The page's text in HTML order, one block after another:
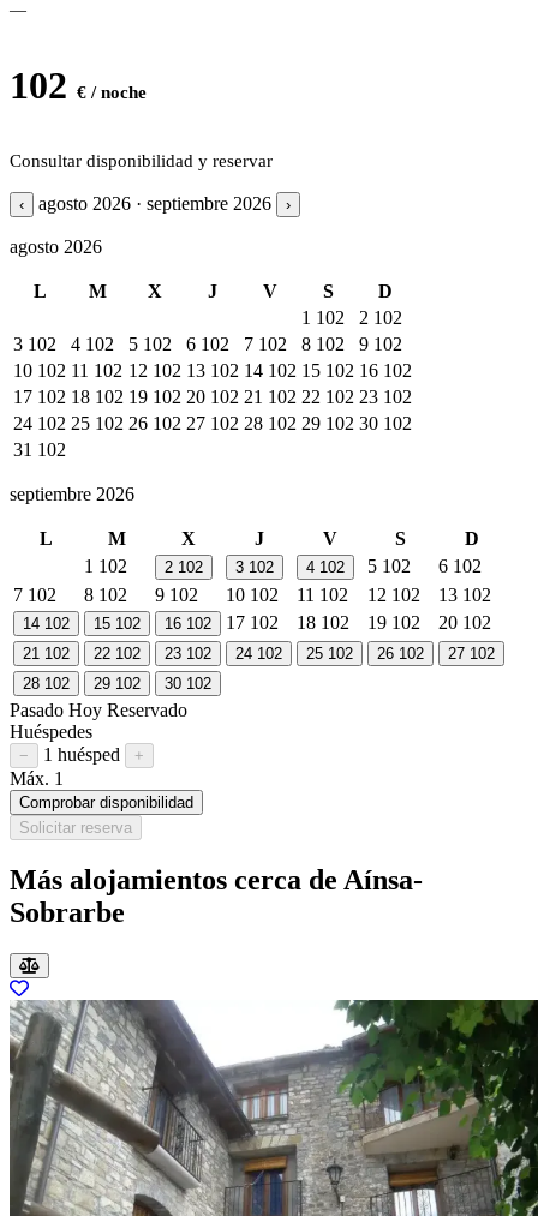
—
102 € / noche
Consultar disponibilidad y reservar
‹ agosto 2026 · septiembre 2026 ›
agosto 2026
L M X J V S
D
1 102 2 102
3 102 4 102 5 102 6 102 7 102 8 102 9 102
10 102 11 102 12 102 13 102 14 102 15 102 16 102
17 102 18 102 19 102 20 102 21 102 22 102 23 102
24 102 25 102 26 102 27 102 28 102 29 102 30 102
31 102
septiembre 2026
L M X J V S
D
1 102 2 102 3 102 4 102 5 102 6 102
7 102 8 102 9 102 10 102 11 102 12 102 13 102
14 102 15 102 16 102 17 102 18 102 19 102 20 102
21 102 22 102 23 102 24 102 25 102 26 102 27 102
28 102 29 102 30 102
Pasado Hoy Reservado
Huéspedes
Restar huésped
− 1 huésped Sumar huésped
+
Máx. 1
Comprobar disponibilidad
Solicitar reserva
Más alojamientos cerca de Aínsa-
Sobrarbe